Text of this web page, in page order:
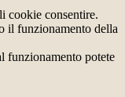
cookie consentire.
il funzionamento della
funzionamento potete